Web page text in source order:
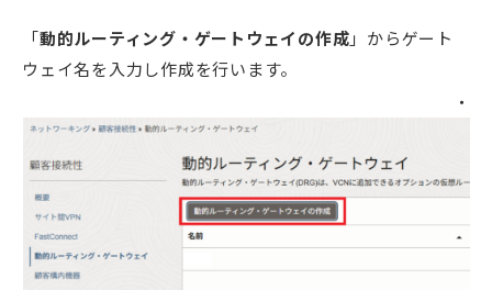
「動的ルーティング・ゲートウェイの作成」からゲート
ウェイ名を入力し作成を行います。